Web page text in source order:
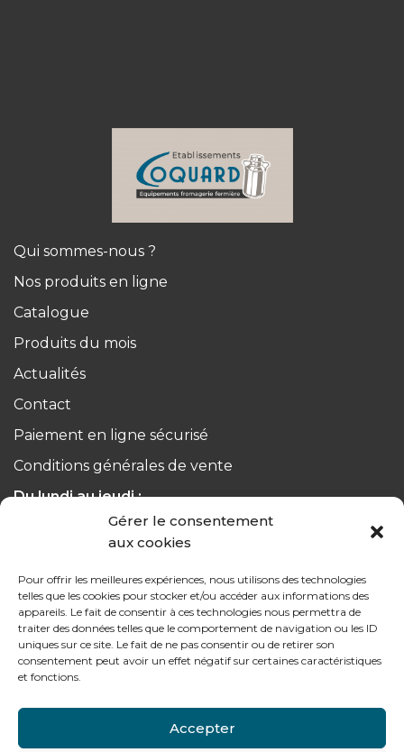
Gérer le consentement
aux cookies
Pour offrir les meilleures expériences, nous utilisons des technologies
telles que les cookies pour stocker et/ou accéder aux informations des
appareils. Le fait de consentir à ces technologies nous permettra de
traiter des données telles que le comportement de navigation ou les ID
uniques sur ce site. Le fait de ne pas consentir ou de retirer son
consentement peut avoir un effet négatif sur certaines caractéristiques
et fonctions.
Accepter
Qui sommes-nous ?
Nos produits en ligne
Catalogue
Produits du mois
Actualités
Contact
Paiement en ligne sécurisé
Conditions générales de vente
Du lundi au jeudi :
de 8h à 12h30 et de 13h30 à 17h20
de 8h à 12h30 et de 13h30 à 16h
Contactez-nous